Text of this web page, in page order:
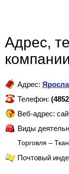
Адрес,
Адрес:
Телефон:
Веб-адрес:
Виды
Торговля –
Почтовый